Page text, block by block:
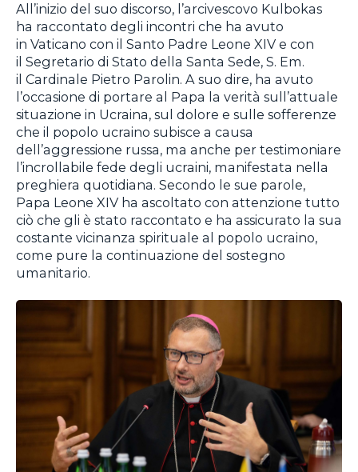
All’inizio del suo discorso, l’arcivescovo Kulbokas
ha raccontato degli incontri che ha avuto
in Vaticano con il Santo Padre Leone XIV e con
il Segretario di Stato della Santa Sede, S. Em.
il Cardinale Pietro Parolin. A suo dire, ha avuto
l’occasione di portare al Papa la verità sull’attuale
situazione in Ucraina, sul dolore e sulle sofferenze
che il popolo ucraino subisce a causa
dell’aggressione russa, ma anche per testimoniare
l’incrollabile fede degli ucraini, manifestata nella
preghiera quotidiana. Secondo le sue parole,
Papa Leone XIV ha ascoltato con attenzione tutto
ciò che gli è stato raccontato e ha assicurato la sua
costante vicinanza spirituale al popolo ucraino,
come pure la continuazione del sostegno
umanitario.